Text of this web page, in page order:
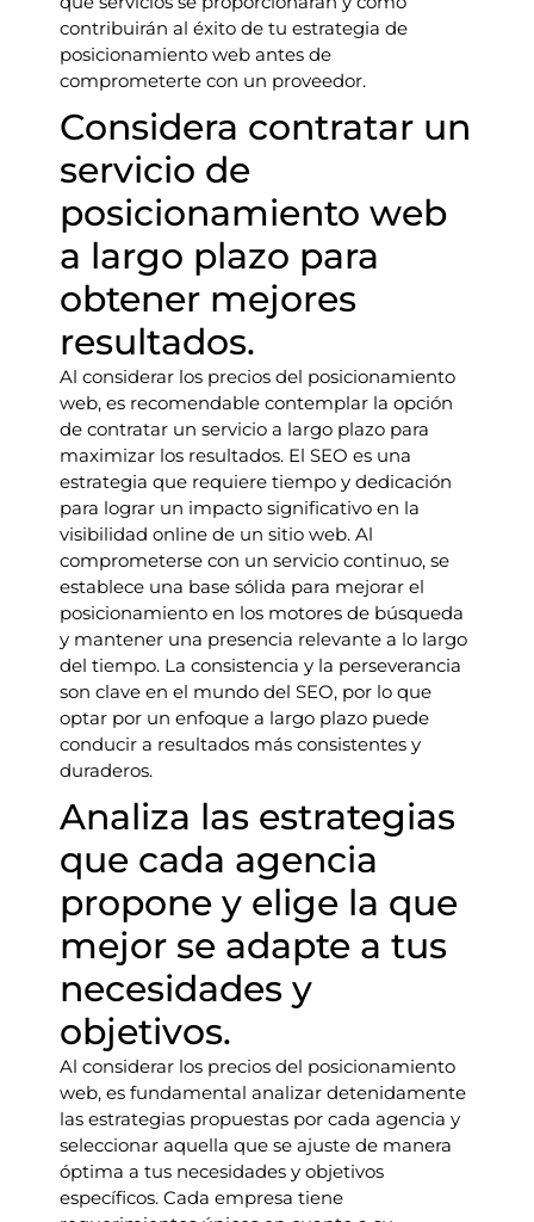
contribuirán al éxito de tu estrategia de
posicionamiento web antes de
comprometerte con un proveedor.
Considera contratar un
servicio de
posicionamiento web
a largo plazo para
obtener mejores
resultados.
Al considerar los precios del posicionamiento
web, es recomendable contemplar la opción
de contratar un servicio a largo plazo para
maximizar los resultados. El SEO es una
estrategia que requiere tiempo y dedicación
para lograr un impacto significativo en la
visibilidad online de un sitio web. Al
comprometerse con un servicio continuo, se
establece una base sólida para mejorar el
posicionamiento en los motores de búsqueda
y mantener una presencia relevante a lo largo
del tiempo. La consistencia y la perseverancia
son clave en el mundo del SEO, por lo que
optar por un enfoque a largo plazo puede
conducir a resultados más consistentes y
duraderos.
Analiza las estrategias
que cada agencia
propone y elige la que
mejor se adapte a tus
necesidades y
objetivos.
Al considerar los precios del posicionamiento
web, es fundamental analizar detenidamente
las estrategias propuestas por cada agencia y
seleccionar aquella que se ajuste de manera
óptima a tus necesidades y objetivos
específicos. Cada empresa tiene